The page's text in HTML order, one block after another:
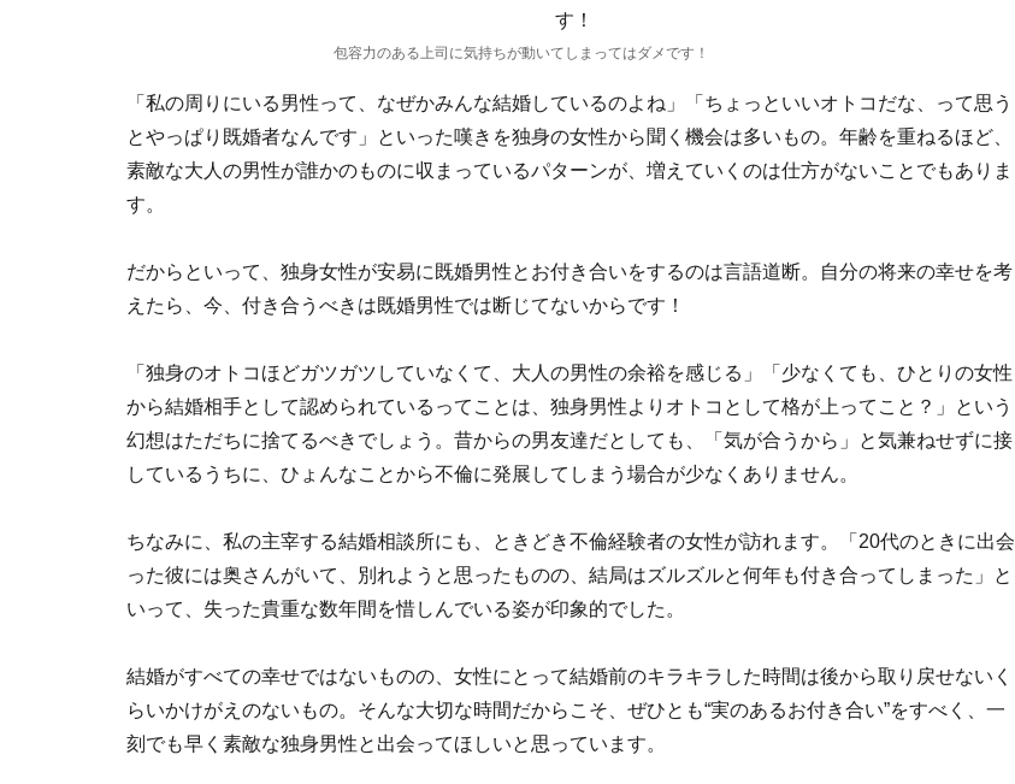
包容力のある上司に気持ちが動いてしまってはダメです！
「私の周りにいる男性って、なぜかみんな結婚しているのよね」「ちょっといいオトコだな、って思う
とやっぱり既婚者なんです」といった嘆きを独身の女性から聞く機会は多いもの。年齢を重ねるほど、
素敵な大人の男性が誰かのものに収まっているパターンが、増えていくのは仕方がないことでもありま
す。
だからといって、独身女性が安易に既婚男性とお付き合いをするのは言語道断。自分の将来の幸せを考
えたら、今、付き合うべきは既婚男性では断じてないからです！
「独身のオトコほどガツガツしていなくて、大人の男性の余裕を感じる」「少なくても、ひとりの女性
から結婚相手として認められているってことは、独身男性よりオトコとして格が上ってこと？」という
幻想はただちに捨てるべきでしょう。昔からの男友達だとしても、「気が合うから」と気兼ねせずに接
しているうちに、ひょんなことから不倫に発展してしまう場合が少なくありません。
ちなみに、私の主宰する結婚相談所にも、ときどき不倫経験者の女性が訪れます。「20代のときに出会
った彼には奥さんがいて、別れようと思ったものの、結局はズルズルと何年も付き合ってしまった」と
いって、失った貴重な数年間を惜しんでいる姿が印象的でした。
結婚がすべての幸せではないものの、女性にとって結婚前のキラキラした時間は後から取り戻せないく
らいかけがえのないもの。そんな大切な時間だからこそ、ぜひとも“実のあるお付き合い”をすべく、一
刻でも早く素敵な独身男性と出会ってほしいと思っています。